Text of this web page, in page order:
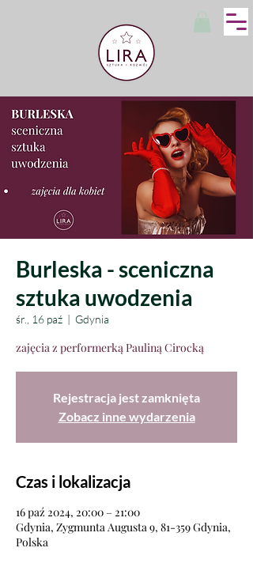
Burleska - sceniczna
sztuka uwodzenia
śr., 16 paź
  |
Gdynia
zajęcia z performerką Pauliną Cirocką
Rejestracja jest zamknięta
Zobacz inne wydarzenia
Czas i lokalizacja
16 paź 2024, 20:00 – 21:00
Gdynia, Zygmunta Augusta 9, 81-359 Gdynia,
Polska